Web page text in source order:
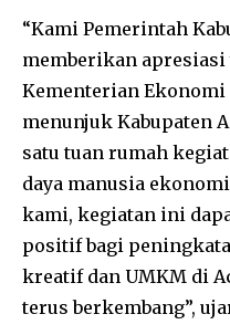
“Kami Pemerintah
memberikan
Kementerian
menunjuk Kabupaten
satu tuan rumah
daya manusia
kami, kegiatan ini
positif bagi
kreatif dan UMKM di
terus berkembang”,